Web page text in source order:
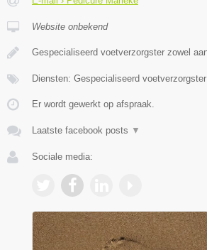
Website onbekend
Gespecialiseerd voetverzorgster zowel
Diensten: Gespecialiseerd voetverzorgster
Er wordt gewerkt op afspraak.
Laatste facebook posts ▼
Sociale media: